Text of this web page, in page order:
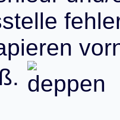
stelle fehle
pieren vor
ß.